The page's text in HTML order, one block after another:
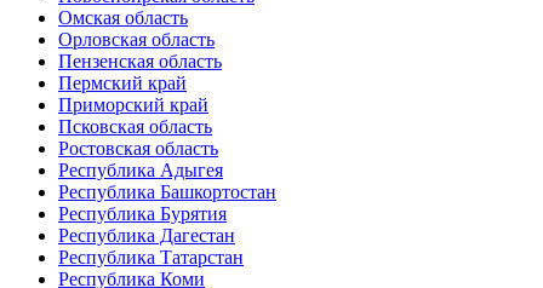
Омская область
Орловская область
Пензенская область
Пермский край
Приморский край
Псковская область
Ростовская область
Республика Адыгея
Республика Башкортостан
Республика Бурятия
Республика Дагестан
Республика Татарстан
Республика Коми